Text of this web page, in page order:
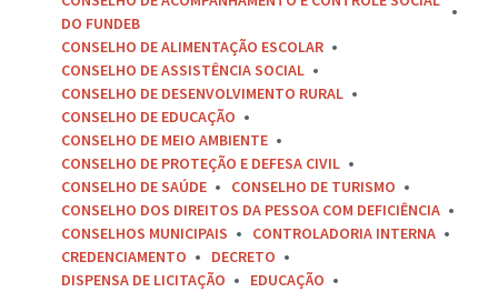
DO FUNDEB
CONSELHO DE ALIMENTAÇÃO ESCOLAR
CONSELHO DE ASSISTÊNCIA SOCIAL
CONSELHO DE DESENVOLVIMENTO RURAL
CONSELHO DE EDUCAÇÃO
CONSELHO DE MEIO AMBIENTE
CONSELHO DE PROTEÇÃO E DEFESA CIVIL
CONSELHO DE SAÚDE
CONSELHO DE TURISMO
CONSELHO DOS DIREITOS DA PESSOA COM DEFICIÊNCIA
CONSELHOS MUNICIPAIS
CONTROLADORIA INTERNA
CREDENCIAMENTO
DECRETO
DISPENSA DE LICITAÇÃO
EDUCAÇÃO